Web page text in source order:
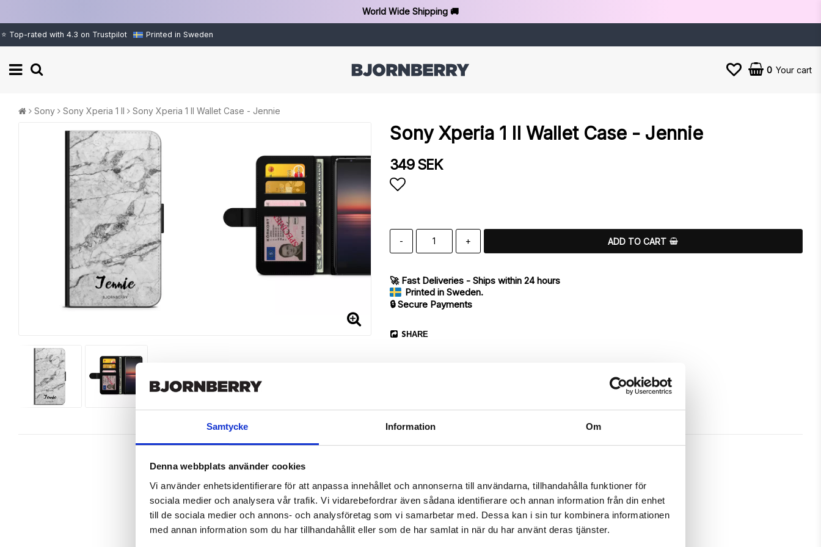
Samtycke Information Om
Denna webbplats använder cookies
Vi använder enhetsidentifierare för att anpassa innehållet och annonserna till användarna, tillhandahålla funktioner för
sociala medier och analysera vår trafik. Vi vidarebefordrar även sådana identifierare och annan information från din enhet
till de sociala medier och annons- och analysföretag som vi samarbetar med. Dessa kan i sin tur kombinera informationen
med annan information som du har tillhandahållit eller som de har samlat in när du har använt deras tjänster.
World Wide Shipping 🚚
⭐ Top-rated with 4.3 on Trustpilot Printed in Sweden
0 Your cart
Sony Sony Xperia 1 II Sony Xperia 1 II Wallet Case - Jennie
Sony Xperia 1 II Wallet Case - Jennie
349 SEK
- + ADD TO CART
🚀 Fast Deliveries - Ships within 24 hours
Printed in Sweden.
🔒 Secure Payments
SHARE
Article no.: 720840
Wallet case from Bjornberry for your Sony Xperia 1 II with unique “Jennie”-pattern. Which gives great protection and has a unique
design.
Product details: